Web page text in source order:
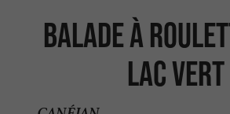
Balade à
lac vert